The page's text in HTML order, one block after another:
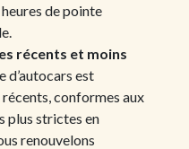
de pointe
récents et moins
est
conformes aux
plus strictes en
renouvelons